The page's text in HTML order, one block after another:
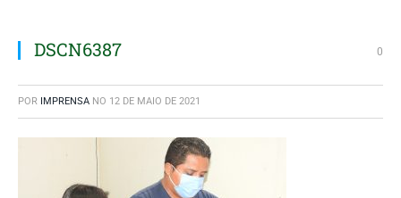
DSCN6387 0
POR IMPRENSA NO 12 DE MAIO DE 2021